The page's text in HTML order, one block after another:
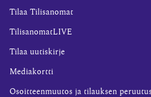
Tilaa Tilisanomat
TilisanomatLIVE
Tilaa uutiskirje
Mediakortti
Osoitteenmuutos ja tilauksen peruutus